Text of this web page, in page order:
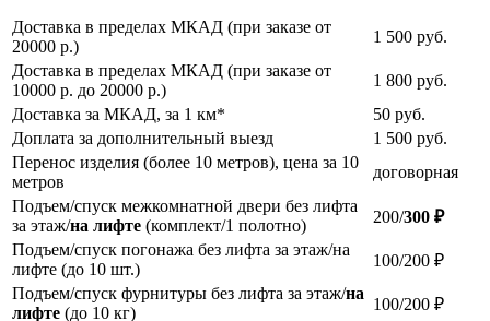
Доставка в пределах МКАД (при заказе от
20000 р.)
1 500 руб.
Доставка в пределах МКАД (при заказе от
10000 р. до 20000 р.)
1 800 руб.
Доставка за МКАД, за 1 км*
50 руб.
Доплата за дополнительный выезд
1 500 руб.
Перенос изделия (более 10 метров), цена за 10
метров
договорная
Подъем/спуск межкомнатной двери без лифта
за этаж/на лифте (комплект/1 полотно) 200/300 ₽
Подъем/спуск погонажа без лифта за этаж/на
лифте (до 10 шт.)
100/200 ₽
Подъем/спуск фурнитуры без лифта за этаж/на
лифте (до 10 кг)
100/200 ₽